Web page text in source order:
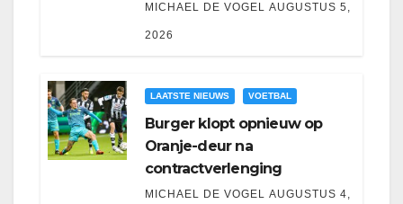
MICHAEL DE VOGEL AUGUSTUS 5,
2026
LAATSTE NIEUWS VOETBAL
Burger klopt opnieuw op
Oranje-deur na
contractverlenging
MICHAEL DE VOGEL AUGUSTUS 4,